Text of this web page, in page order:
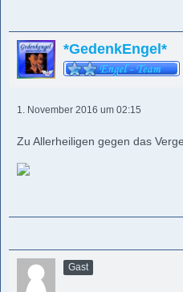
*GedenkEngel*
1. November 2016 um 02:15
Zu Allerheiligen gegen das
Gast